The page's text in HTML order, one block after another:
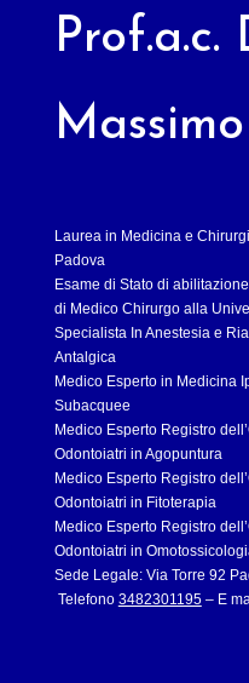
Prof.a.c.
Laurea in Medicina e
Padova
Esame di Stato di
di Medico Chirurgo alla
Specialista In Anestesia e
Antalgica
Medico Esperto in Medicina
Subacquee
Medico Esperto Registro
Odontoiatri in Agopuntura
Medico Esperto Registro
Odontoiatri in Fitoterapia
Medico Esperto Registro
Odontoiatri in
Sede Legale: Via Torre 92
Telefono 3482301195– E